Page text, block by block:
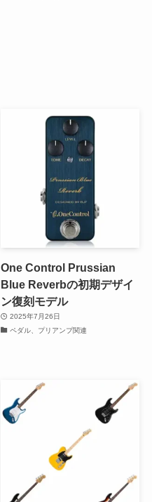
One Control Prussian
Blue Reverbの初期デザイ
ン復刻モデル
2025年7月26日
ペダル、プリアンプ関連